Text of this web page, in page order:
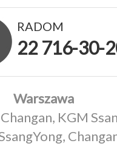
RADOM
22 716-30-
Warszawa
KGM